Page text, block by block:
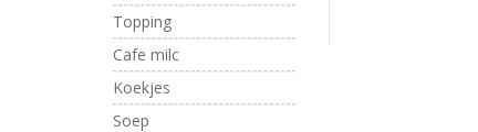
Topping
Cafe milc
Koekjes
Soep